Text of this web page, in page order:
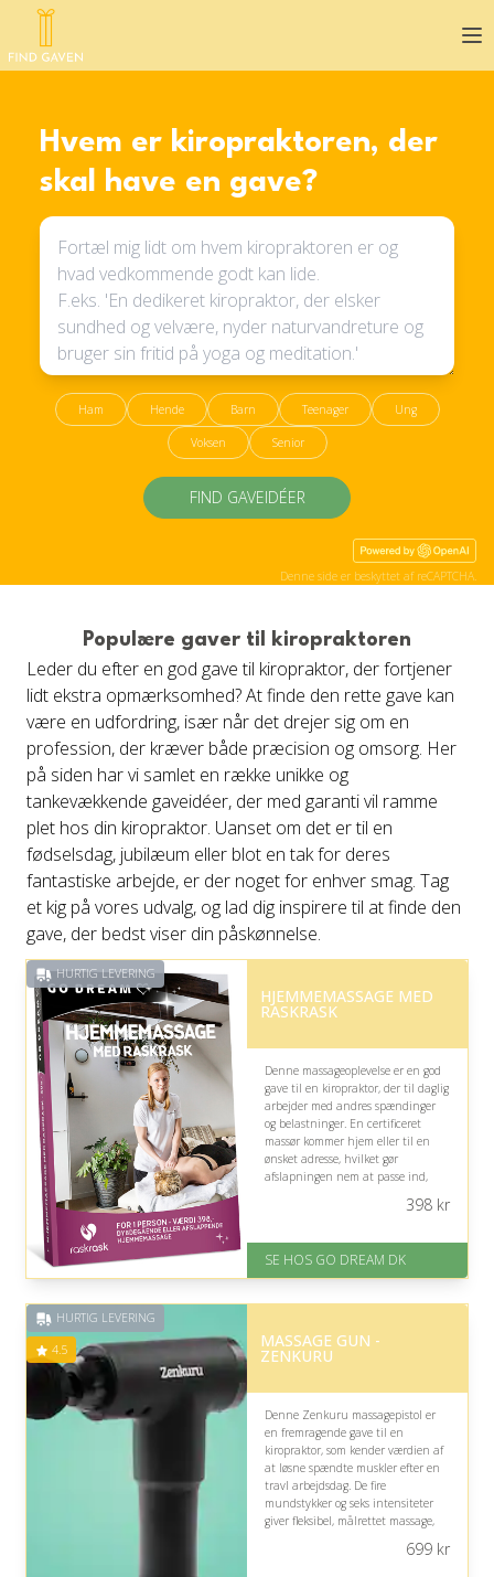
Hvem er kiropraktoren, der
skal have en gave?
Ham Hende Barn Teenager Ung
Voksen Senior
FIND GAVEIDÉER
Denne side er beskyttet af reCAPTCHA.
Populære gaver til kiropraktoren
Leder du efter en god gave til kiropraktor, der fortjener
lidt ekstra opmærksomhed? At finde den rette gave kan
være en udfordring, især når det drejer sig om en
profession, der kræver både præcision og omsorg. Her
på siden har vi samlet en række unikke og
tankevækkende gaveidéer, der med garanti vil ramme
plet hos din kiropraktor. Uanset om det er til en
fødselsdag, jubilæum eller blot en tak for deres
fantastiske arbejde, er der noget for enhver smag. Tag
et kig på vores udvalg, og lad dig inspirere til at finde den
gave, der bedst viser din påskønnelse.
HURTIG LEVERING
HJEMMEMASSAGE MED
RASKRASK
Denne massageoplevelse er en god
gave til en kiropraktor, der til daglig
arbejder med andres spændinger
og belastninger. En certificeret
massør kommer hjem eller til en
ønsket adresse, hvilket gør
afslapningen nem at passe ind,
med eventuelle faglige præferencer.
På lager
Levering: E-gavekort kan leveres
398kr
SE HOS GO DREAM DK
HURTIG LEVERING
4.5 MASSAGE GUN -
ZENKURU
Denne Zenkuru massagepistol er
en fremragende gave til en
kiropraktor, som kender værdien af
at løsne spændte muskler efter en
travl arbejdsdag. De fire
mundstykker og seks intensiteter
giver fleksibel, målrettet massage,
699kr